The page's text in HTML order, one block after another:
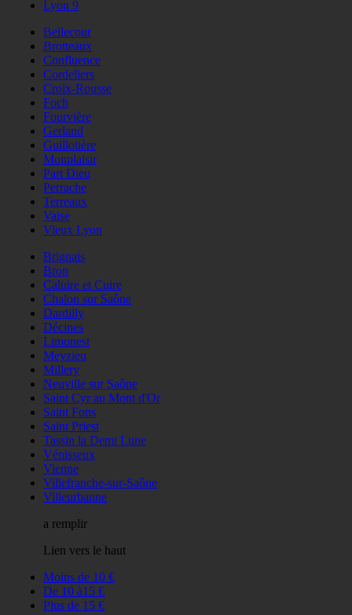
Lyon 9
Bellecour
Brotteaux
Confluence
Cordeliers
Croix-Rousse
Foch
Fourvière
Gerland
Guillotière
Monplaisir
Part Dieu
Perrache
Terreaux
Vaise
Vieux Lyon
Brignais
Bron
Caluire et Cuire
Chalon sur Saône
Dardilly
Décines
Limonest
Meyzieu
Millery
Neuville sur Saône
Saint Cyr au Mont d'Or
Saint Fons
Saint Priest
Tassin la Demi Lune
Vénisseux
Vienne
Villefranche-sur-Saône
Villeurbanne
a remplir
Lien vers le haut
Moins de 10 €
De 10 à15 €
Plus de 15 €